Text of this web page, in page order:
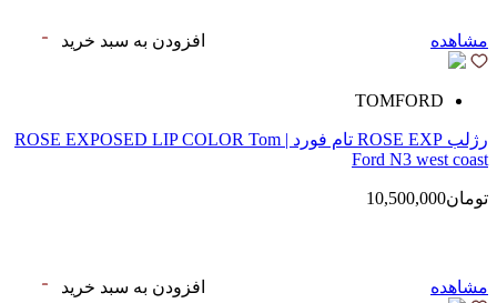
مشاهده افزودن به سبد خرید
TOMFORD
رژلب ROSE EXP تام فورد | ROSE EXPOSED LIP COLOR Tom
Ford N3 west coast
تومان10,500,000
مشاهده افزودن به سبد خرید